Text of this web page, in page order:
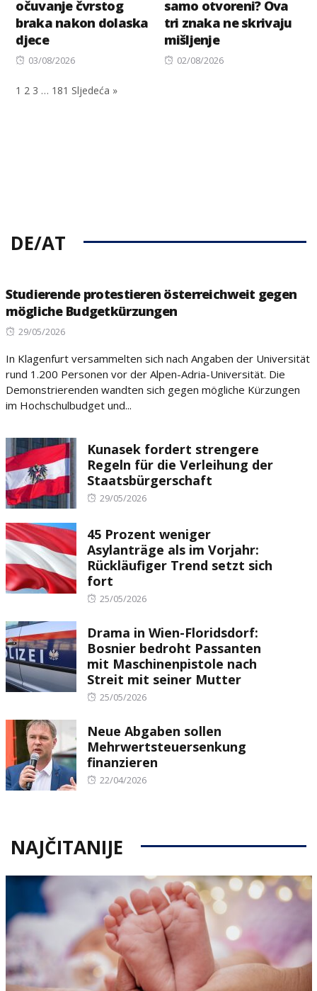
očuvanje čvrstog
braka nakon dolaska
djece
Posted
03/08/2026
samo otvoreni? Ova
tri znaka ne skrivaju
mišljenje
Posted
02/08/2026
1 2 3 … 181 Sljedeća »
DE/AT
Studierende protestieren österreichweit gegen
mögliche Budgetkürzungen
Posted
29/05/2026
In Klagenfurt versammelten sich nach Angaben der Universität
rund 1.200 Personen vor der Alpen-Adria-Universität. Die
Demonstrierenden wandten sich gegen mögliche Kürzungen
im Hochschulbudget und...
Kunasek fordert strengere
Regeln für die Verleihung der
Staatsbürgerschaft
Posted
29/05/2026
45 Prozent weniger
Asylanträge als im Vorjahr:
Rückläufiger Trend setzt sich
fort
Posted
25/05/2026
Drama in Wien-Floridsdorf:
Bosnier bedroht Passanten
mit Maschinenpistole nach
Streit mit seiner Mutter
Posted
25/05/2026
Neue Abgaben sollen
Mehrwertsteuersenkung
finanzieren
Posted
22/04/2026
NAJČITANIJE